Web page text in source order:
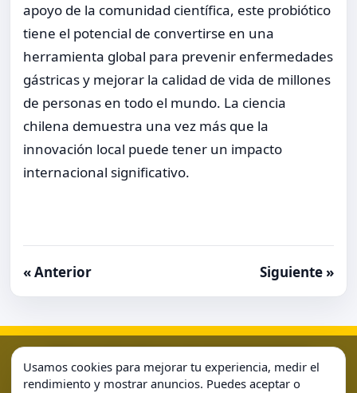
apoyo de la comunidad científica, este probiótico
tiene el potencial de convertirse en una
herramienta global para prevenir enfermedades
gástricas y mejorar la calidad de vida de millones
de personas en todo el mundo. La ciencia
chilena demuestra una vez más que la
innovación local puede tener un impacto
internacional significativo.
« Anterior Siguiente »
Política de CookiesPolítica de PrivacidadSample Page
Usamos cookies para mejorar tu experiencia, medir el
rendimiento y mostrar anuncios. Puedes aceptar o